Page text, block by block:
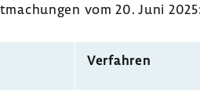
vom 20. Juni
Verfahren